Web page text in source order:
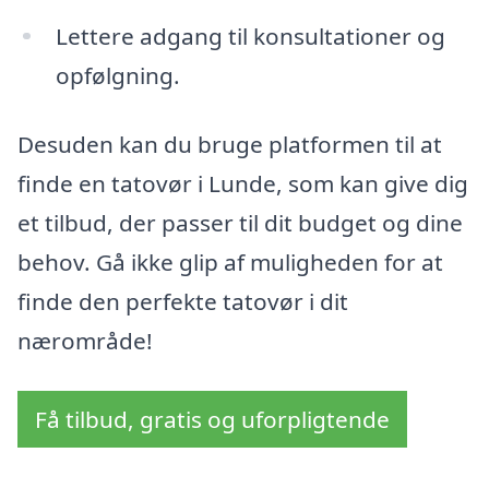
Lettere adgang til konsultationer og
opfølgning.
Desuden kan du bruge platformen til at
finde en tatovør i Lunde, som kan give dig
et tilbud, der passer til dit budget og dine
behov. Gå ikke glip af muligheden for at
finde den perfekte tatovør i dit
nærområde!
Få tilbud, gratis og uforpligtende